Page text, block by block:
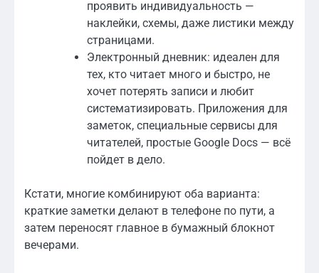
проявить индивидуальность —
наклейки, схемы, даже листики между
страницами.
Электронный дневник: идеален для
тех, кто читает много и быстро, не
хочет потерять записи и любит
систематизировать. Приложения для
заметок, специальные сервисы для
читателей, простые Google Docs — всё
пойдет в дело.
Кстати, многие комбинируют оба варианта:
краткие заметки делают в телефоне по пути, а
затем переносят главное в бумажный блокнот
вечерами.